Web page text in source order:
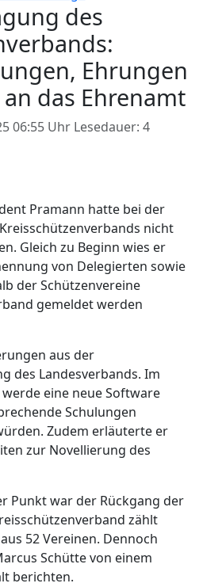
des
Ehrungen
das Ehrenamt
06:55 Uhr Lesedauer: 4
Pramann hatte bei der
nicht
Gleich zu Beginn wies er
von Delegierten sowie
der Schützenvereine
gemeldet werden
aus der
des Landesverbands. Im
eine neue Software
Schulungen
Zudem erläuterte er
zur Novellierung des
Punkt war der Rückgang der
zählt
52 Vereinen. Dennoch
Schütte von einem
berichten.